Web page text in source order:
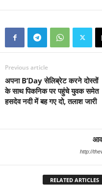
Previous article
अपना B’Day सेलिब्रेट करने दोस्तों
के साथ पिकनिक पर पहुंचे युवक समेत
हसदेव नदी में बह गए दो, तलाश जारी
http://
RELATED ARTICLES